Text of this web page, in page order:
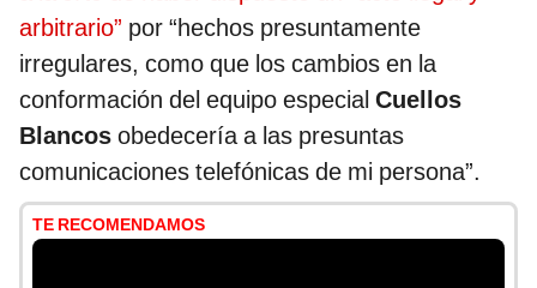
arbitrario” por “hechos presuntamente
irregulares, como que los cambios en la
conformación del equipo especial Cuellos
Blancos obedecería a las presuntas
comunicaciones telefónicas de mi persona”.
TE RECOMENDAMOS